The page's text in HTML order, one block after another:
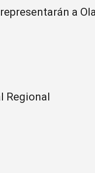
a
Regional